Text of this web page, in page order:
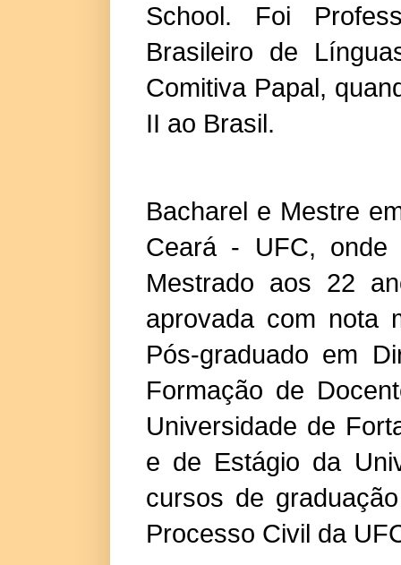
School. Foi
Brasileiro de
Comitiva Papal,
II ao Brasil.
Bacharel e Mestre
Ceará - UFC, onde
Mestrado aos 22
aprovada com nota
Pós-graduado em
Formação de
Universidade de
e de Estágio da
cursos de
Processo Civil da